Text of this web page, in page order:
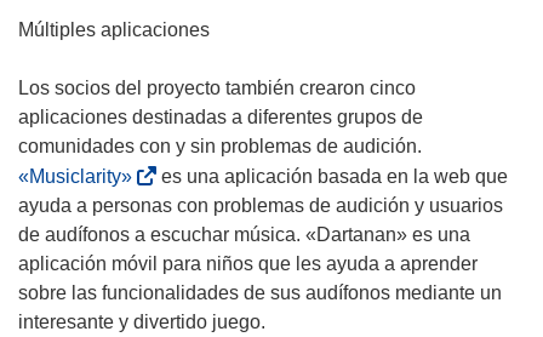
b
r
i
r
á
e
n
u
n
Múltiples aplicaciones
Los socios del proyecto también crearon cinco
aplicaciones destinadas a diferentes grupos de
comunidades con y sin problemas de audición.
«Musiclarity»(
s
e
a
b
r
es una aplicación basada en la web que
ayuda a personas con problemas de audición y usuarios
de audífonos a escuchar música. «Dartanan» es una
aplicación móvil para niños que les ayuda a aprender
sobre las funcionalidades de sus audífonos mediante un
interesante y divertido juego.